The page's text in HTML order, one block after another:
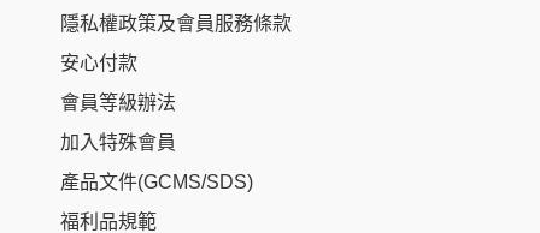
隱私權政策及會員服務條款
安心付款
會員等級辦法
加入特殊會員
產品文件(GCMS/SDS)
福利品規範